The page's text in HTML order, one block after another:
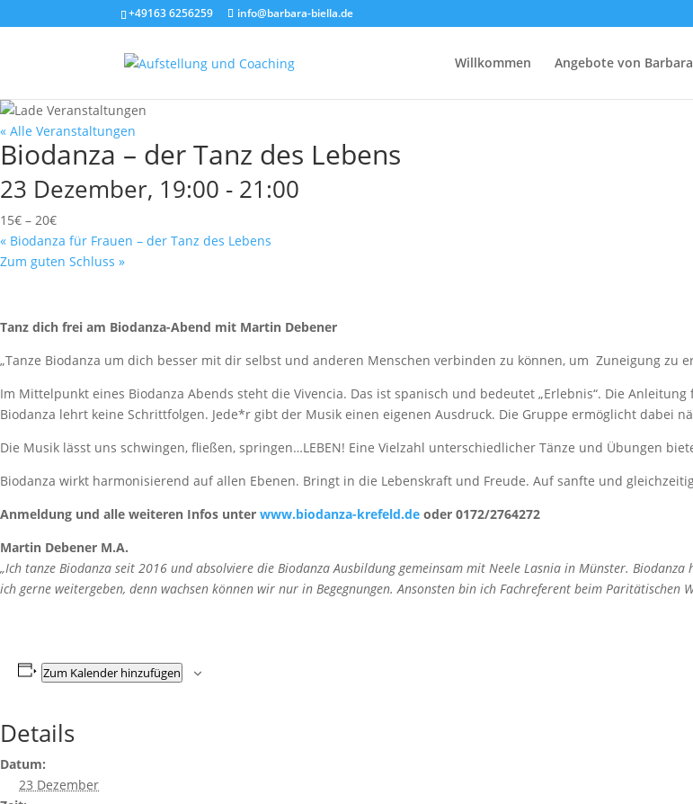
+49163 6256259 info@barbara-biella.de
Willkommen Angebote von Barbara
« Alle Veranstaltungen
Biodanza – der Tanz des Lebens
23 Dezember, 19:00 - 21:00
15€ – 20€
« Biodanza für Frauen – der Tanz des Lebens
Zum guten Schluss »
Tanz dich frei am Biodanza-Abend mit Martin Debener
„Tanze Biodanza um dich besser mit dir selbst und anderen Menschen verbinden zu können, um Zuneigung zu
Im Mittelpunkt eines Biodanza Abends steht die Vivencia. Das ist spanisch und bedeutet „Erlebnis“. Die
Biodanza lehrt keine Schrittfolgen. Jede*r gibt der Musik einen eigenen Ausdruck. Die Gruppe ermöglicht dabei
Die Musik lässt uns schwingen, fließen, springen…LEBEN! Eine Vielzahl unterschiedlicher Tänze und Übungen
Biodanza wirkt harmonisierend auf allen Ebenen. Bringt in die Lebenskraft und Freude. Auf sanfte und
Anmeldung und alle weiteren Infos unter www.biodanza-krefeld.de oder 0172/2764272
Martin Debener M.A.
„Ich tanze Biodanza seit 2016 und absolviere die Biodanza Ausbildung gemeinsam mit Neele Lasnia in Münster.
ich gerne weitergeben, denn wachsen können wir nur in Begegnungen. Ansonsten bin ich Fachreferent beim
Zum Kalender hinzufügen
Details
Datum:
23 Dezember